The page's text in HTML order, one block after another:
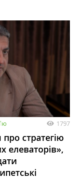
1797
стратегію
елеваторів»,